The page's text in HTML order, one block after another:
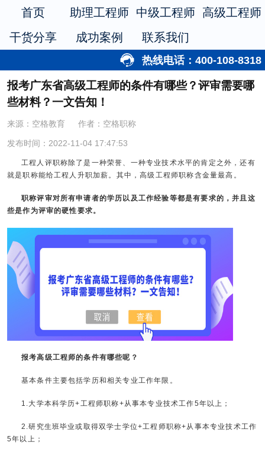
首页 助理工程师 中级工程师 高级工程师
干货分享
成功案例 联系我们
热线电话：400-108-8318
报考广东省高级工程师的条件有哪些？评审需要哪
些材料？一文告知！
来源：空格教育 作者：空格职称
发布时间：2022-11-04 17:47:53
工程人评职称除了是一种荣誉、一种专业技术水平的肯定之外，还有
就是职称能给工程人升职加薪。其中，高级工程师职称含金量最高。
职称评审对所有申请者的学历以及工作经验等都是有要求的，并且这
些是作为评审的硬性要求。
报考高级工程师的条件有哪些呢？
基本条件主要包括学历和相关专业工作年限。
1.大学本科学历+工程师职称+从事本专业技术工作5年以上；
2.研究生班毕业或取得双学士学位+工程师职称+从事本专业技术工作
5年以上；